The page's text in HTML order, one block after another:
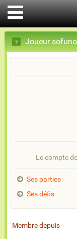
Joueur sofuno
Le compte
Ses parties
Ses défis
Membre depuis